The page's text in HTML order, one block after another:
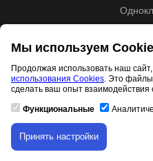
Скачивание материала
авторизованных
Образовательная
01253-67/
Свидетельство
Мы используем
Продолжая использовать наш
использования Cookies. Это файлы
сделать ваш опыт взаимодействия
Функциональные
Принять настройки